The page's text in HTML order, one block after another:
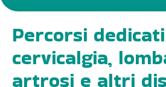
Percorsi
cervicalgia,
artrosi e altri